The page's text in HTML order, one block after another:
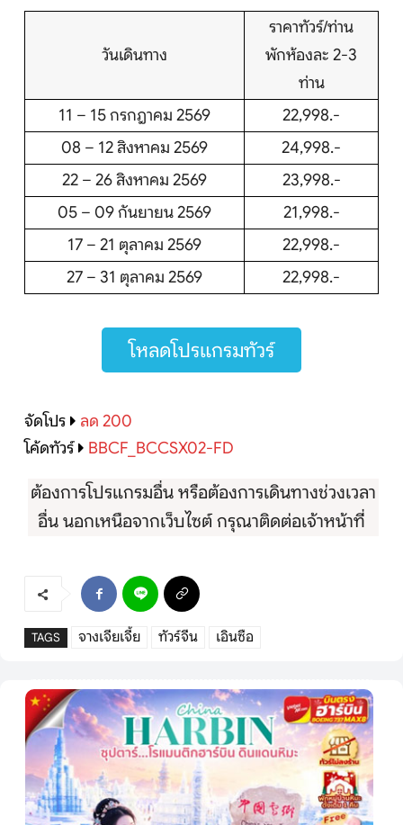
วันเดินทาง
ราคาทัวร์/ท่าน
พักห้องละ 2-3
ท่าน
11 – 15 กรกฎาคม 2569
22,998.-
08 – 12 สิงหาคม 2569
24,998.-
22 – 26 สิงหาคม 2569
23,998.-
05 – 09 กันยายน 2569
21,998.-
17 – 21 ตุลาคม 2569
22,998.-
27 – 31 ตุลาคม 2569
22,998.-
โหลดโปรแกรมทัวร์
จัดโปร
ลด 200
โค้ดทัวร์
BBCF_BCCSX02-FD
ต้องการโปรแกรมอื่น หรือต้องการเดินทางช่วงเวลา
อื่น นอกเหนือจากเว็บไซต์ กรุณาติดต่อเจ้าหน้าที่
TAGS จางเจียเจี้ย ทัวร์จีน เอินซือ